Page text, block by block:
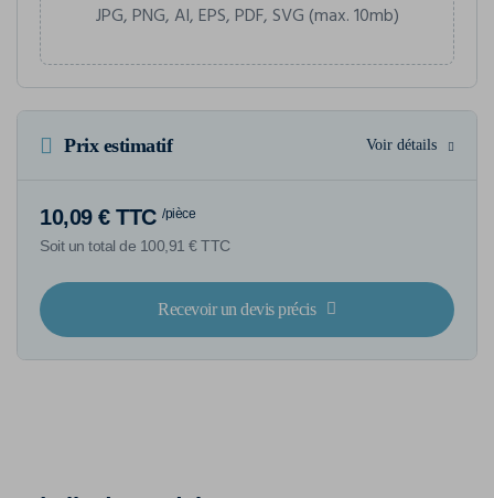
JPG, PNG, AI, EPS, PDF, SVG (max. 10mb)
Prix estimatif Voir détails
10,09 € TTC /pièce
Soit un total de 100,91 € TTC
Recevoir un devis précis